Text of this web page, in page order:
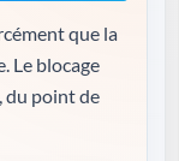
que la
du point de